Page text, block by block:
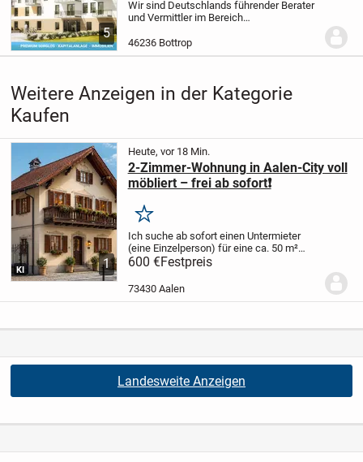
5
Wir sind Deutschlands führender Berater
und Vermittler im Bereich
bieten privaten Investoren somit die
sicherste und passivste Anlageform.Ihre
46236 Bottrop
Weitere Anzeigen in der Kategorie
Kaufen
1
KI
Heute, vor 18 Min.
2-Zimmer-Wohnung in Aalen-City voll
möbliert – frei ab sofort❗️
Merken
Ich suche ab sofort einen Untermieter
(eine Einzelperson) für eine ca. 50 m²
große, voll möblierte 2-Zimmer-
Dachgeschosswohnung in bester Lage
der Aalen-City.
600 €Festpreis
73430 Aalen
Landesweite Anzeigen